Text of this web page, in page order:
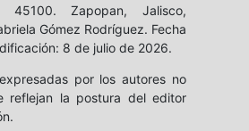
45100. Zapopan, Jalisco,
Gómez Rodríguez. Fecha
8 de julio de 2026.
por los autores no
reflejan la postura del editor